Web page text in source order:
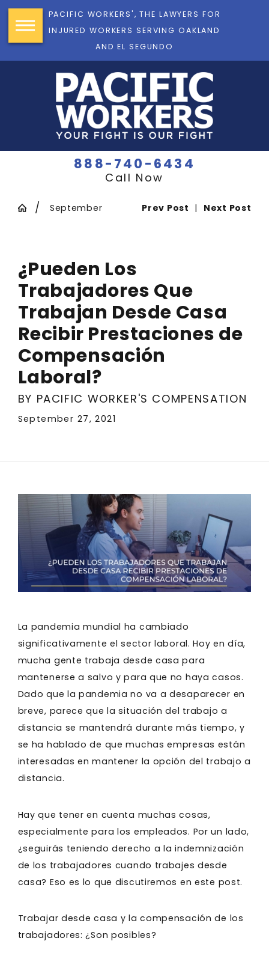
PACIFIC WORKERS', THE LAWYERS FOR
INJURED WORKERS SERVING OAKLAND
AND EL SEGUNDO
888-740-6434
Call Now
September Prev Post | Next Post
¿Pueden Los
Trabajadores Que
Trabajan Desde Casa
Recibir Prestaciones de
Compensación
Laboral?
BY PACIFIC WORKER'S COMPENSATION
September 27, 2021
La pandemia mundial ha cambiado
significativamente el sector laboral. Hoy en día,
mucha gente trabaja desde casa para
mantenerse a salvo y para que no haya casos.
Dado que la pandemia no va a desaparecer en
breve, parece que la situación del trabajo a
distancia se mantendrá durante más tiempo, y
se ha hablado de que muchas empresas están
interesadas en mantener la opción del trabajo a
distancia.
Hay que tener en cuenta muchas cosas,
especialmente para los empleados. Por un lado,
¿seguirás teniendo derecho a la indemnización
de los trabajadores cuando trabajes desde
casa? Eso es lo que discutiremos en este post.
Trabajar desde casa y la compensación de los
trabajadores: ¿Son posibles?